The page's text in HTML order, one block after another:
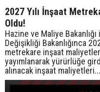
2027 Yılı İnşaat
Oldu!
Hazine ve Maliye
Değişikliği Bakanlığınca
metrekare inşaat
yayımlanarak yürürlüğe
alınacak inşaat maliyetleri...